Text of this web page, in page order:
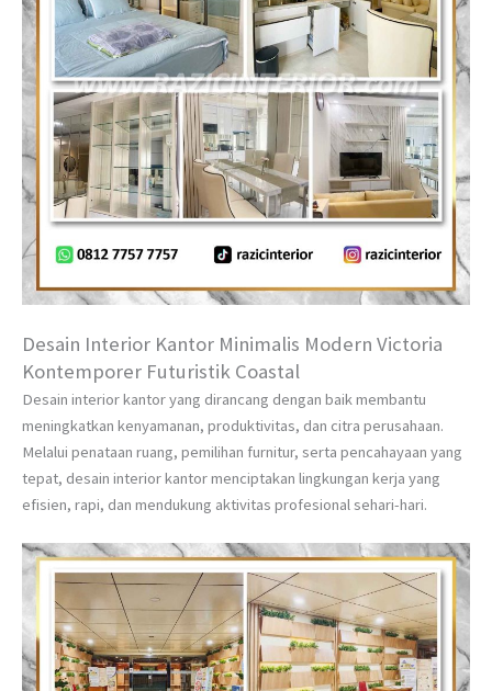
Desain Interior Kantor Minimalis Modern Victoria
Kontemporer Futuristik Coastal
Desain interior kantor yang dirancang dengan baik membantu
meningkatkan kenyamanan, produktivitas, dan citra perusahaan.
Melalui penataan ruang, pemilihan furnitur, serta pencahayaan yang
tepat, desain interior kantor menciptakan lingkungan kerja yang
efisien, rapi, dan mendukung aktivitas profesional sehari-hari.